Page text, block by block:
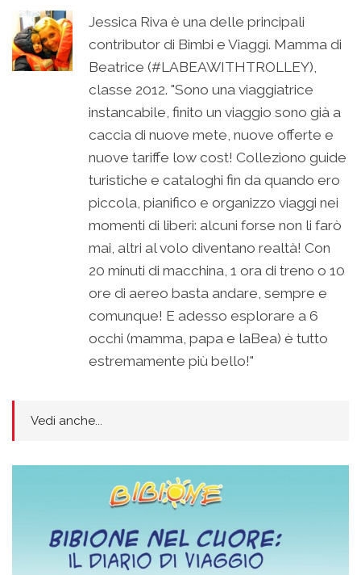
Jessica Riva è una delle principali
contributor di Bimbi e Viaggi. Mamma di
Beatrice (#LABEAWITHTROLLEY),
classe 2012. "Sono una viaggiatrice
instancabile, finito un viaggio sono già a
caccia di nuove mete, nuove offerte e
nuove tariffe low cost! Colleziono guide
turistiche e cataloghi fin da quando ero
piccola, pianifico e organizzo viaggi nei
momenti di liberi: alcuni forse non li farò
mai, altri al volo diventano realtà! Con
20 minuti di macchina, 1 ora di treno o 10
ore di aereo basta andare, sempre e
comunque! E adesso esplorare a 6
occhi (mamma, papa e laBea) è tutto
estremamente più bello!"
Vedi anche...